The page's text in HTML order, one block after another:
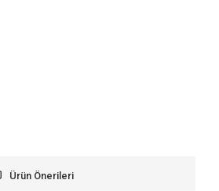
Ürün Önerileri